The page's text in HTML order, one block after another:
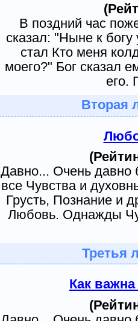
В поздний час
сказал: "Ныне к
стал Кто меня
моего?" Бог сказал
его.
Вторая
Давно... Очень давно
все Чувства и
Грусть, Познание и
Любовь. Однажды
Третья
Как